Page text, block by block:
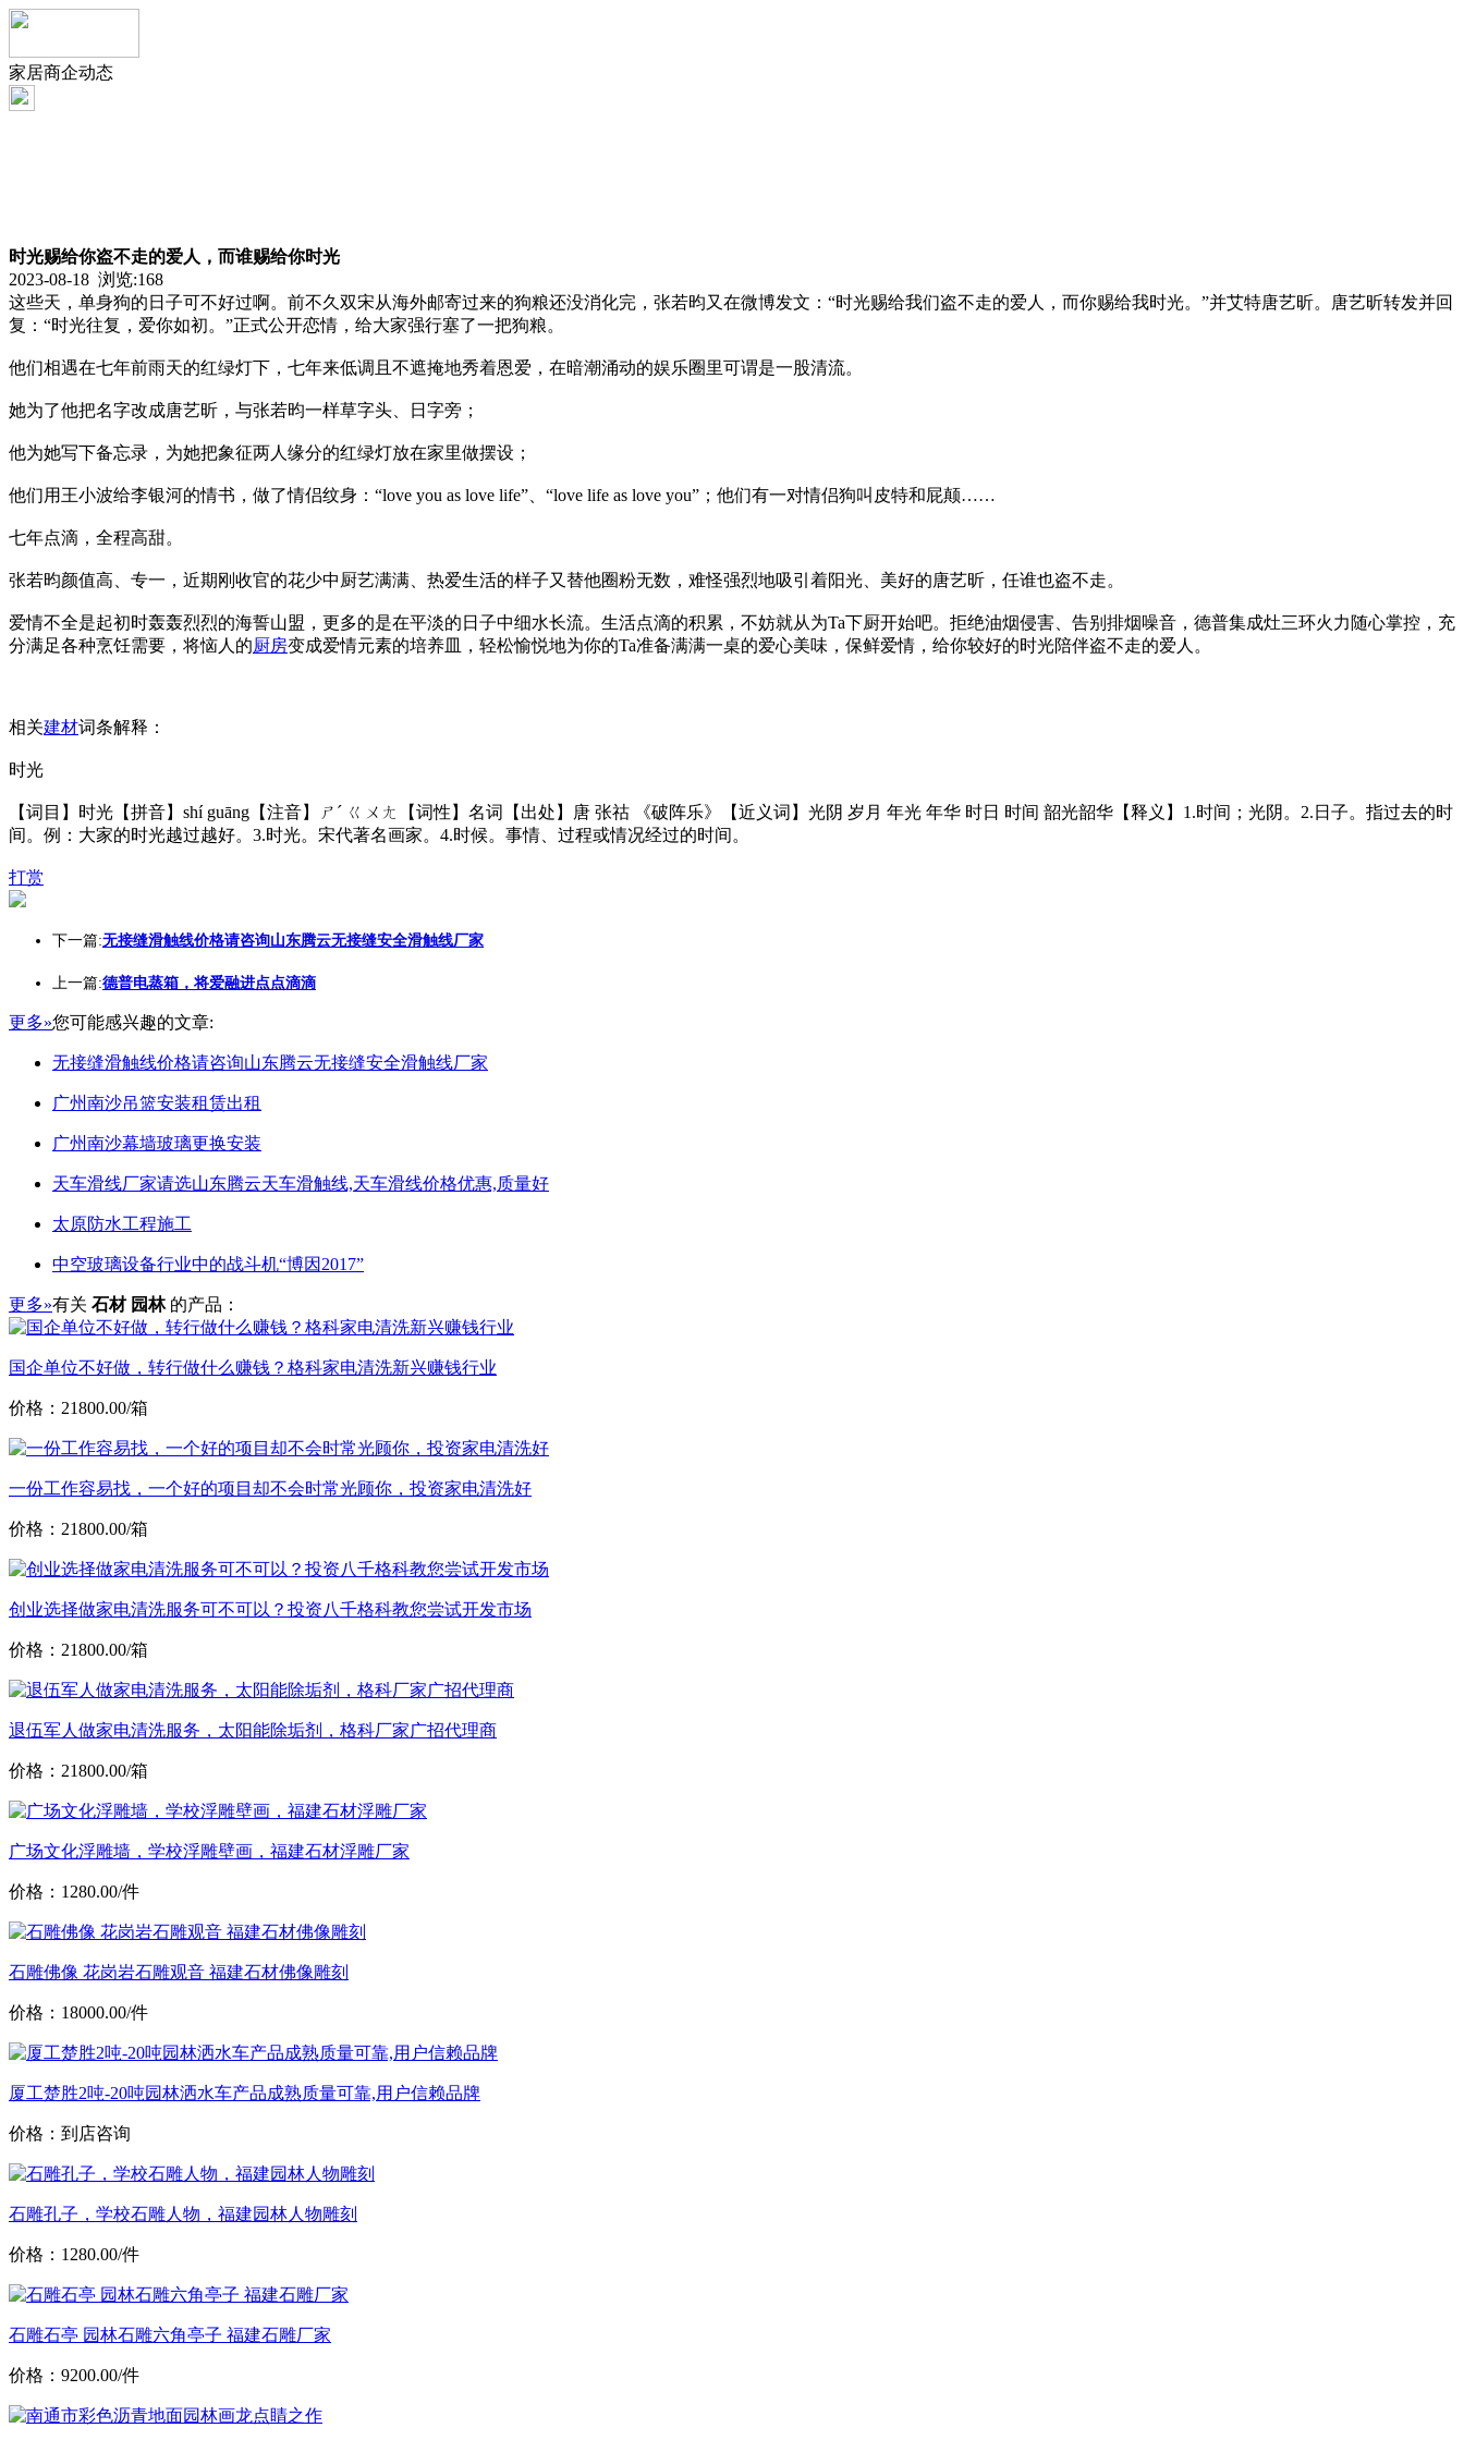
家居商企动态
时光赐给你盗不走的爱人，而谁赐给你时光
2023-08-18 浏览:168
这些天，单身狗的日子可不好过啊。前不久双宋从海外邮寄过来的狗粮还没消化完，张若昀又在微博发文：“时光赐给我们盗不走的爱人，而你赐给我时光。”并艾特唐艺昕。唐艺昕转发并回
复：“时光往复，爱你如初。”正式公开恋情，给大家强行塞了一把狗粮。
他们相遇在七年前雨天的红绿灯下，七年来低调且不遮掩地秀着恩爱，在暗潮涌动的娱乐圈里可谓是一股清流。
她为了他把名字改成唐艺昕，与张若昀一样草字头、日字旁；
他为她写下备忘录，为她把象征两人缘分的红绿灯放在家里做摆设；
他们用王小波给李银河的情书，做了情侣纹身：“love you as love life”、“love life as love you”；他们有一对情侣狗叫皮特和屁颠……
七年点滴，全程高甜。
张若昀颜值高、专一，近期刚收官的花少中厨艺满满、热爱生活的样子又替他圈粉无数，难怪强烈地吸引着阳光、美好的唐艺昕，任谁也盗不走。
爱情不全是起初时轰轰烈烈的海誓山盟，更多的是在平淡的日子中细水长流。生活点滴的积累，不妨就从为Ta下厨开始吧。拒绝油烟侵害、告别排烟噪音，德普集成灶三环火力随心掌控，充
分满足各种烹饪需要，将恼人的厨房变成爱情元素的培养皿，轻松愉悦地为你的Ta准备满满一桌的爱心美味，保鲜爱情，给你较好的时光陪伴盗不走的爱人。
相关建材词条解释：
时光
【词目】时光【拼音】shí guāng【注音】ㄕˊ ㄍㄨㄤ【词性】名词【出处】唐 张祜 《破阵乐》【近义词】光阴 岁月 年光 年华 时日 时间 韶光韶华【释义】1.时间；光阴。2.日子。指过去的时
间。例：大家的时光越过越好。3.时光。宋代著名画家。4.时候。事情、过程或情况经过的时间。
打赏
下一篇:无接缝滑触线价格请咨询山东腾云无接缝安全滑触线厂家
上一篇:德普电蒸箱，将爱融进点点滴滴
更多»您可能感兴趣的文章:
无接缝滑触线价格请咨询山东腾云无接缝安全滑触线厂家
广州南沙吊篮安装租赁出租
广州南沙幕墙玻璃更换安装
天车滑线厂家请选山东腾云天车滑触线,天车滑线价格优惠,质量好
太原防水工程施工
中空玻璃设备行业中的战斗机“博因2017”
更多»有关 石材 园林 的产品：
国企单位不好做，转行做什么赚钱？格科家电清洗新兴赚钱行业
价格：21800.00/箱
一份工作容易找，一个好的项目却不会时常光顾你，投资家电清洗好
价格：21800.00/箱
创业选择做家电清洗服务可不可以？投资八千格科教您尝试开发市场
价格：21800.00/箱
退伍军人做家电清洗服务，太阳能除垢剂，格科厂家广招代理商
价格：21800.00/箱
广场文化浮雕墙，学校浮雕壁画，福建石材浮雕厂家
价格：1280.00/件
石雕佛像 花岗岩石雕观音 福建石材佛像雕刻
价格：18000.00/件
厦工楚胜2吨-20吨园林洒水车产品成熟质量可靠,用户信赖品牌
价格：到店咨询
石雕孔子，学校石雕人物，福建园林人物雕刻
价格：1280.00/件
石雕石亭 园林石雕六角亭子 福建石雕厂家
价格：9200.00/件